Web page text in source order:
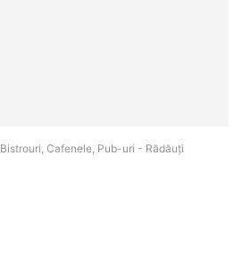
Bistrouri, Cafenele, Pub-uri - Rădăuţi